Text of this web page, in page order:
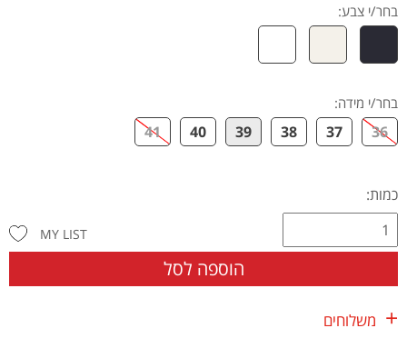
בחר/י צבע:
בחר/י מידה:
36
37
38
39
40
41
כמות:
הוספה לסל
MY LIST
משלוחים